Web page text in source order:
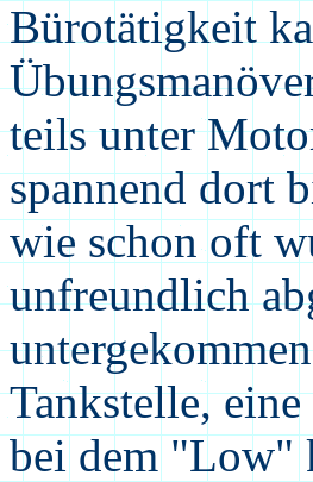
Bürotätigkeit
teils unter
spannend dort
wie schon oft
unfreundlich
Tankstelle, eine
bei dem "Low"